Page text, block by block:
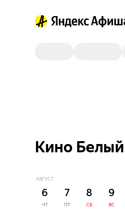
Кино
АВГУСТ
6
ЧТ
7
ПТ
8
СБ
9
ВС